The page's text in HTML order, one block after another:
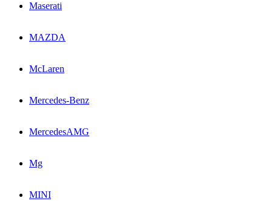
Maserati
MAZDA
McLaren
Mercedes-Benz
MercedesAMG
Mg
MINI